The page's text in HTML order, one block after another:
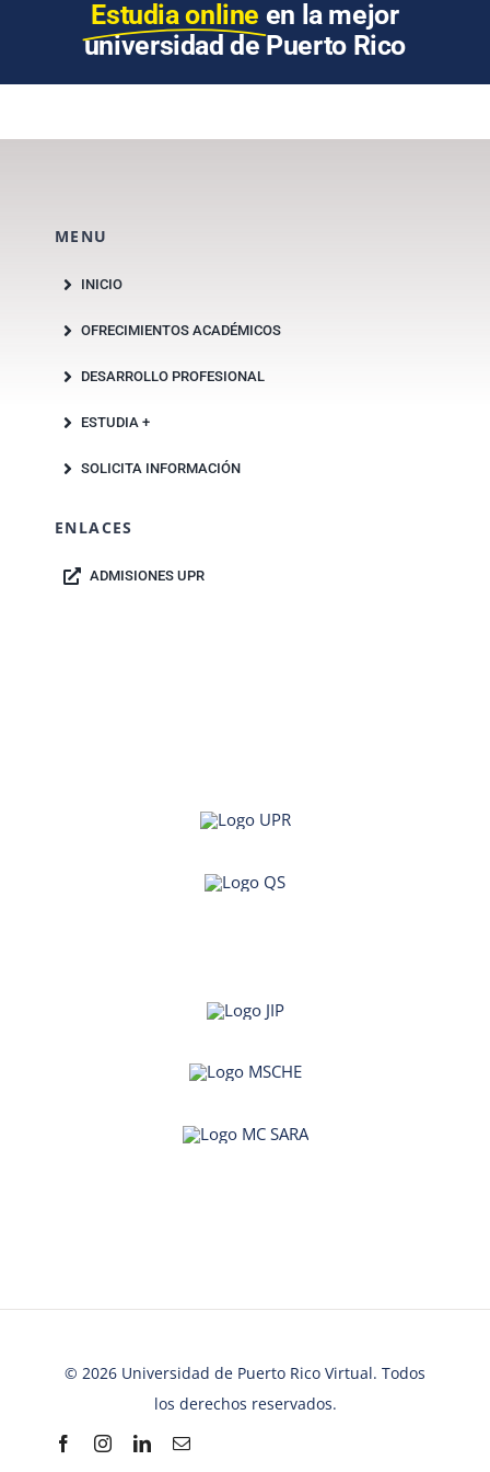
Estudia online en la mejor
universidad de Puerto Rico
MENU
INICIO
OFRECIMIENTOS ACADÉMICOS
DESARROLLO PROFESIONAL
ESTUDIA +
SOLICITA INFORMACIÓN
ENLACES
ADMISIONES UPR
© 2026 Universidad de Puerto Rico Virtual. Todos
los derechos reservados.